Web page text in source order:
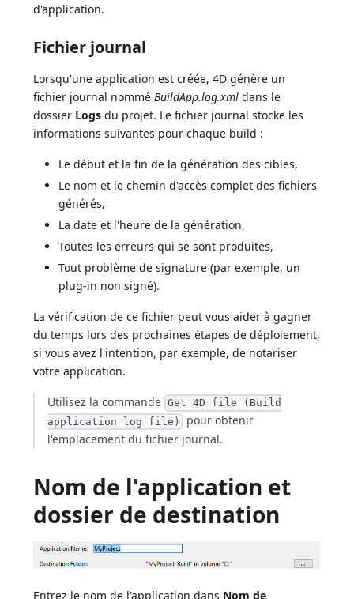
d'application.
Fichier journal
Lorsqu'une application est créée, 4D génère un
fichier journal nomméBuildApp.log.xml dans le
dossier Logs du projet. Le fichier journal stocke les
informations suivantes pour chaque build :
Le début et la fin de la génération des cibles,
Le nom et le chemin d'accès complet des fichiers
générés,
La date et l'heure de la génération,
Toutes les erreurs qui se sont produites,
Tout problème de signature (par exemple, un
plug-in non signé).
La vérification de ce fichier peut vous aider à gagner
du temps lors des prochaines étapes de déploiement,
si vous avez l'intention, par exemple, de notariser
votre application.
Utilisez la commande Get 4D file (Build
application log file) pour obtenir
l'emplacement du fichier journal.
Nom de l'application et
dossier de destination
Entrez le nom de l'application dans Nom de